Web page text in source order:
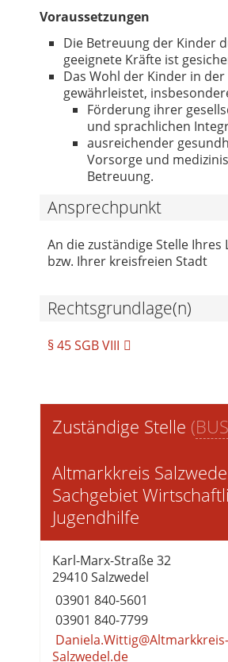
Voraussetzungen
Die Betreuung der Kinder
geeignete Kräfte ist
Das Wohl der Kinder in
gewährleistet,
Förderung ihrer
und sprachlichen
ausreichender
Vorsorge und
Betreuung.
Ansprechpunkt
An die zuständige Stelle Ihres
bzw. Ihrer kreisfreien Stadt
Rechtsgrundlage(n)
§ 45 SGB VIII
Zuständige Stelle (BUS
Altmarkkreis
Sachgebiet
Jugendhilfe
Karl-Marx-Straße 32
29410 Salzwedel
03901 840-5601
03901 840-7799
Daniela.Wittig@Altmarkkreis-
Salzwedel.de